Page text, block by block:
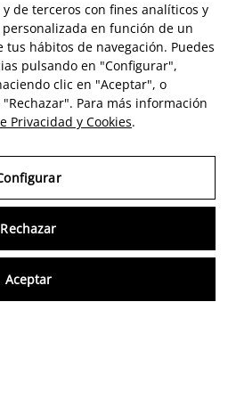
de terceros con fines analíticos y
en función de un
hábitos de navegación. Puedes
pulsando en "Configurar",
clic en "Aceptar", o
Para más información
Privacidad y Cookies.
Rechazar
Aceptar